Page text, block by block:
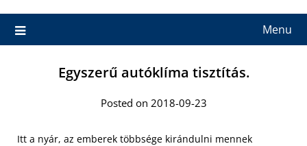
Menu
Egyszerű autóklíma tisztítás.
Posted on 2018-09-23
Itt a nyár, az emberek többsége kirándulni mennek